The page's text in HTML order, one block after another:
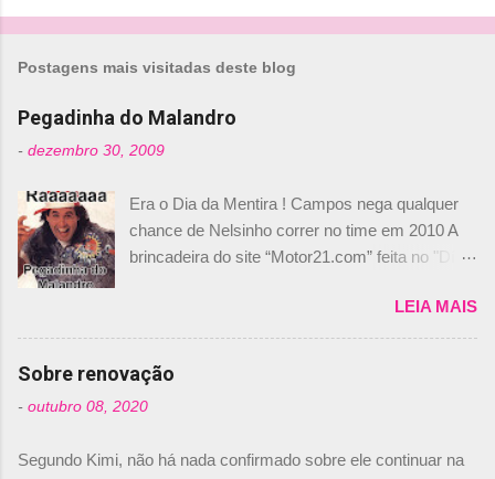
o
n
t
r
i
o
Postagens mais visitadas deste blog
Pegadinha do Malandro
- dezembro 30, 2009
Era o Dia da Mentira ! Campos nega qualquer
chance de Nelsinho correr no time em 2010 A
brincadeira do site “Motor21.com” feita no "Día
de abril –, afirmando que Nelson Piquet havia
comprado 15% das ações da Campos, dando,
com isso, um lugar no time a Nelsinho Piquet,
foi esclarecida de uma vez por todas por
Daniele Audetto, diretor da escuderia. O
não será o companheiro de Bruno Senna em
LEIA MAIS
Sobre renovação
- outubro 08, 2020
Segundo Kimi, não há nada confirmado sobre ele continuar na